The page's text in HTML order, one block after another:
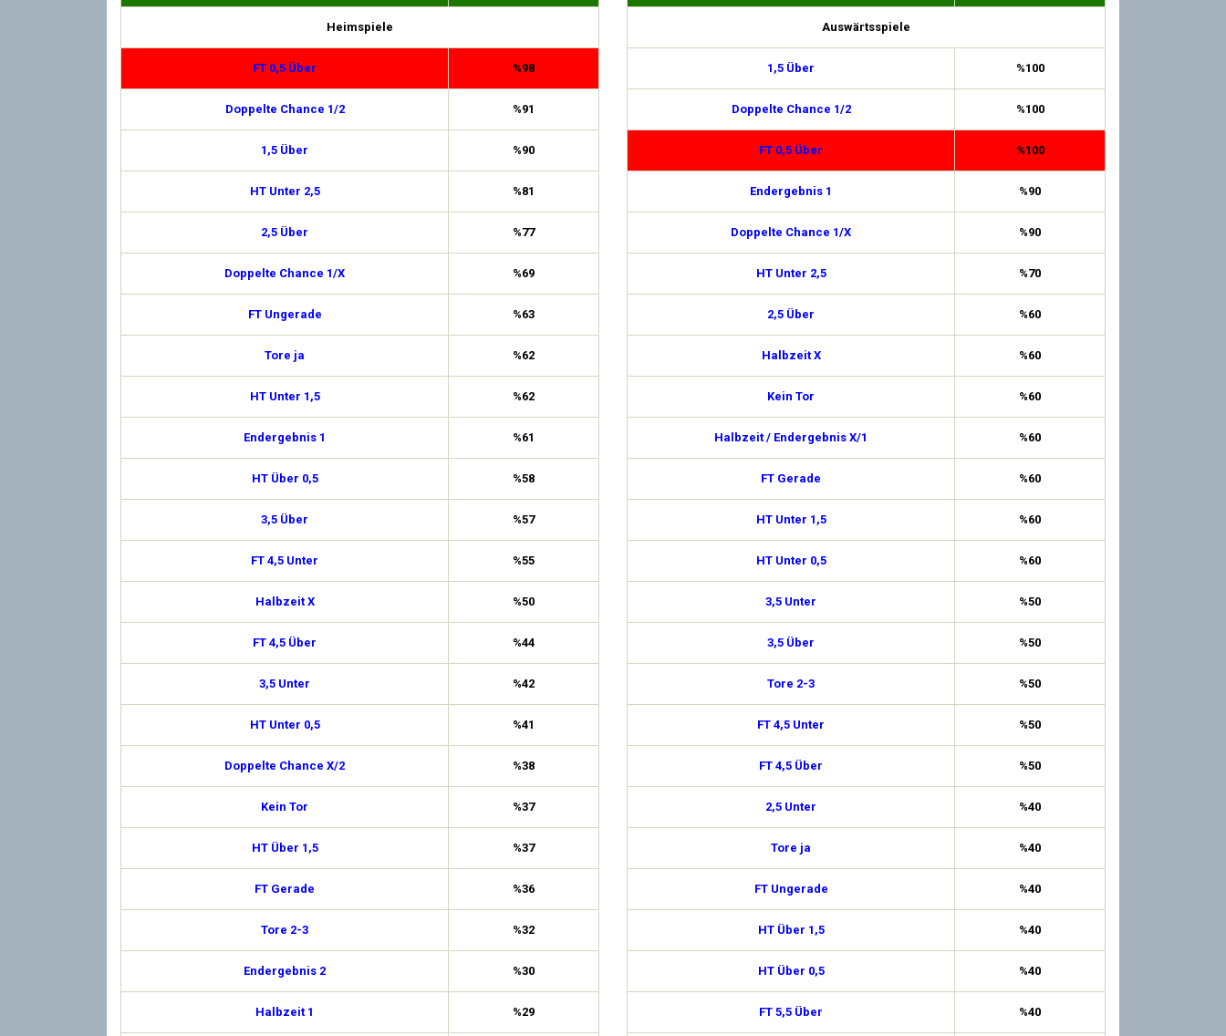
Heimspiele
FT 0,5 Über %98
Doppelte Chance 1/2 %91
1,5 Über %90
HT Unter 2,5 %81
2,5 Über %77
Doppelte Chance 1/X %69
FT Ungerade %63
Tore ja %62
HT Unter 1,5 %62
Endergebnis 1 %61
HT Über 0,5 %58
3,5 Über %57
FT 4,5 Unter %55
Halbzeit X %50
FT 4,5 Über %44
3,5 Unter %42
HT Unter 0,5 %41
Doppelte Chance X/2 %38
Kein Tor %37
HT Über 1,5 %37
FT Gerade %36
Tore 2-3 %32
Endergebnis 2 %30
Halbzeit 1 %29
Auswärtsspiele
1,5 Über %100
Doppelte Chance 1/2 %100
FT 0,5 Über %100
Endergebnis 1 %90
Doppelte Chance 1/X %90
HT Unter 2,5 %70
2,5 Über %60
Halbzeit X %60
Kein Tor %60
Halbzeit / Endergebnis X/1 %60
FT Gerade %60
HT Unter 1,5 %60
HT Unter 0,5 %60
3,5 Unter %50
3,5 Über %50
Tore 2-3 %50
FT 4,5 Unter %50
FT 4,5 Über %50
2,5 Unter %40
Tore ja %40
FT Ungerade %40
HT Über 1,5 %40
HT Über 0,5 %40
FT 5,5 Über %40